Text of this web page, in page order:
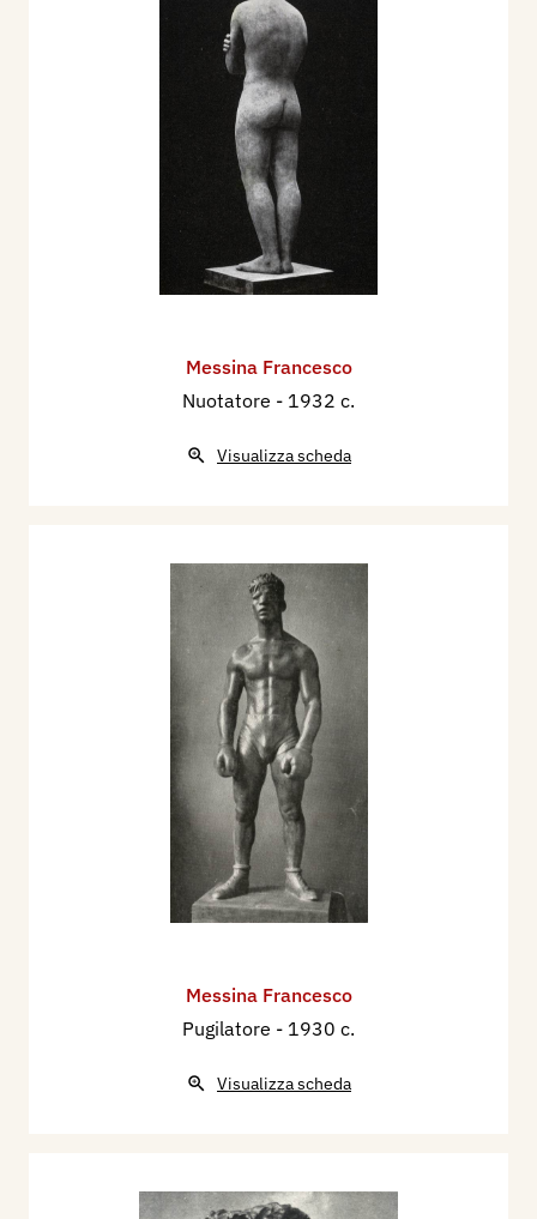
Messina Francesco
Nuotatore - 1932 c.
Visualizza scheda
Messina Francesco
Pugilatore - 1930 c.
Visualizza scheda